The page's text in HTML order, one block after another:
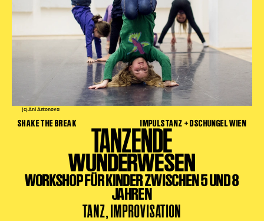
(c) Ani Antonova
SHAKE THE BREAK IMPULSTANZ + DSCHUNGEL WIEN
TANZENDE
WUNDERWESEN
WORKSHOP FÜR KINDER ZWISCHEN 5 UND 8
JAHREN
TANZ, IMPROVISATION